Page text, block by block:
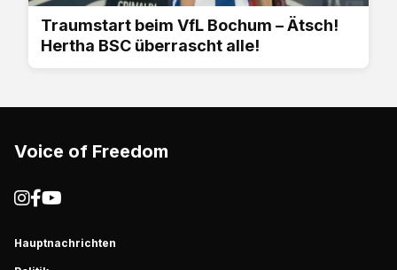
Traumstart beim VfL Bochum – Ätsch!
Hertha BSC überrascht alle!
Voice of Freedom
Hauptnachrichten